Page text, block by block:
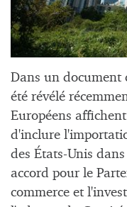
Dans un document
été révélé
Européens
d'inclure
des États-Unis
accord pour le
commerce et